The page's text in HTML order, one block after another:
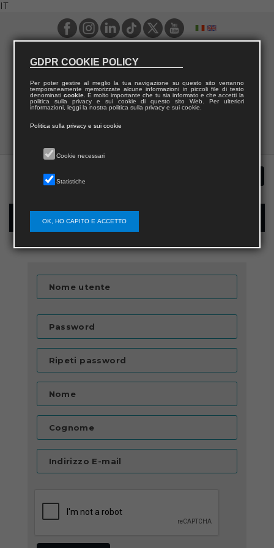
IT
Registrazione nuovo utente per acquisti sul sito
Nome utente
Password
Ripeti password
Nome
Cognome
Indirizzo E-mail
GDPR COOKIE POLICY
Per poter gestire al meglio la tua navigazione su questo sito verranno
temporaneamente memorizzate alcune informazioni in piccoli file di testo
denominati cookie. È molto importante che tu sia informato e che accetti la
politica sulla privacy e sui cookie di questo sito Web. Per ulteriori
informazioni, leggi la nostra politica sulla privacy e sui cookie.
Politica sulla privacy e sui cookie
Cookie necessari
Statistiche
OK, HO CAPITO E ACCETTO